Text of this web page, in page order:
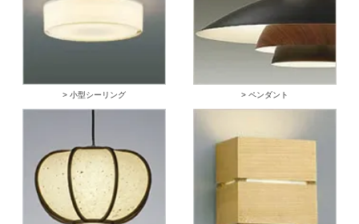
> 小型シーリング > ペンダント